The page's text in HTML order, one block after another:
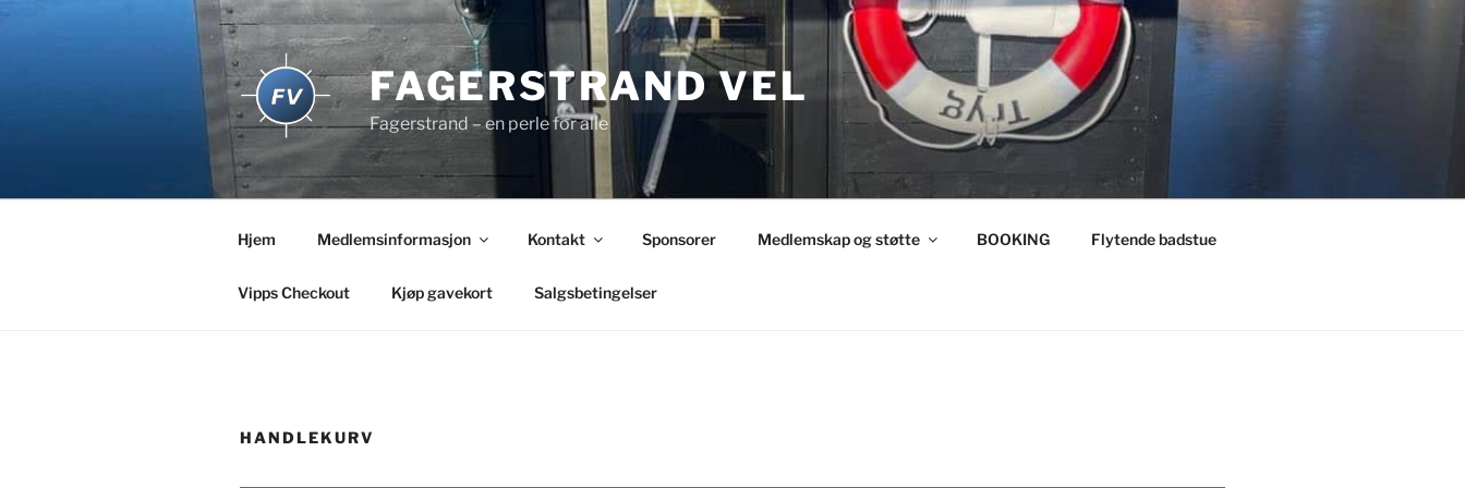
Gå
FAGERSTRAND VEL
Fagerstrand – en perle for alle
Hjem Medlemsinformasjon Kontakt Sponsorer Medlemskap og støtte BOOKING Flytende badstue
Vipps Checkout Kjøp gavekort Salgsbetingelser
HANDLEKURV